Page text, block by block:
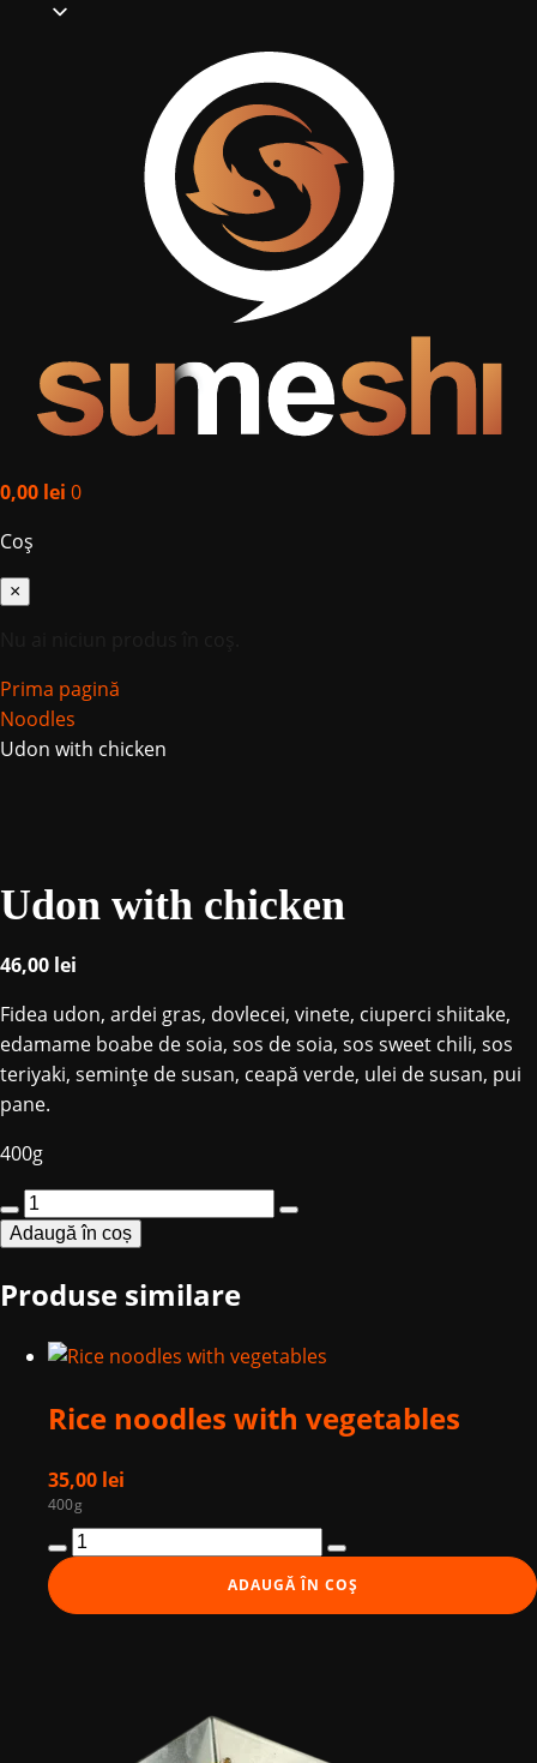
0,00 lei 0
Coș
×
Prima pagină
Noodles
Udon with chicken
Udon with chicken
46,00 lei
Fidea udon, ardei gras, dovlecei, vinete, ciuperci shiitake,
edamame boabe de soia, sos de soia, sos sweet chili, sos
teriyaki, seminţe de susan, ceapă verde, ulei de susan, pui
pane.
400g
Cantitate
Udon
chicken
Adaugă în coș
Produse similare
Rice noodles with vegetables
35,00 lei
400g
Cantitate
Rice
noodles
ADAUGĂ ÎN COȘ